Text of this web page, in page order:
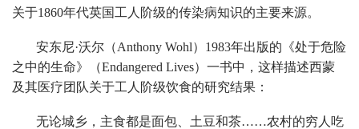
关于1860年代英国工人阶级的传染病知识的主要来源。
安东尼·沃尔（Anthony Wohl）1983年出版的《处于危险
之中的生命》（Endangered Lives）一书中，这样描述西蒙
及其医疗团队关于工人阶级饮食的研究结果：
无论城乡，主食都是面包、土豆和茶……农村的穷人吃